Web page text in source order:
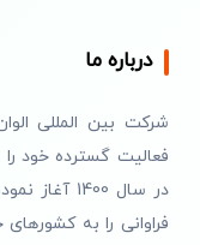
درباره ما
شرکت بین المللی
فعالیت گسترده خود را
در سال
فراوانی را به